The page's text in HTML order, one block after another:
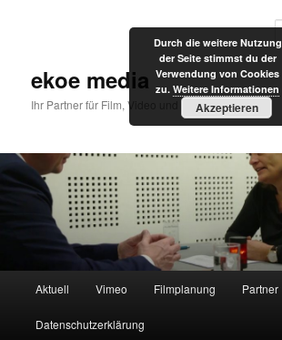
ekoe media
Ihr Partner für Film, Video und Internet
Aktuell Vimeo Filmplanung Partner
Datenschutzerklärung
Durch die weitere Nutzung
der Seite stimmst du der
Verwendung von Cookies
zu. Weitere Informationen
Akzeptieren